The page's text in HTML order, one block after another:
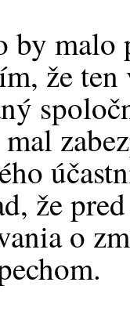
by malo
že
že
o